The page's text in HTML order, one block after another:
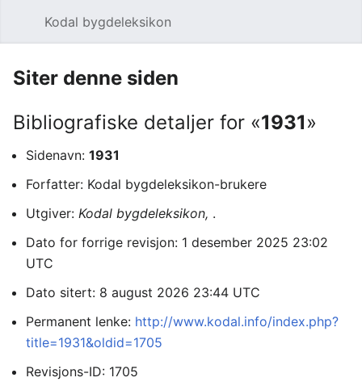
Kodal bygdeleksikon
Siter denne siden
Bibliografiske detaljer for «1931»
Sidenavn: 1931
Forfatter: Kodal bygdeleksikon-brukere
Utgiver: Kodal bygdeleksikon, .
Dato for forrige revisjon: 1 desember 2025 23:02
UTC
Dato sitert: 8 august 2026 23:44 UTC
Permanent lenke: http://www.kodal.info/index.php?
title=1931&oldid=1705
Revisjons-ID: 1705